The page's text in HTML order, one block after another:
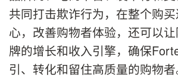
共同打击欺诈行为，在整个购
心，改善购物者体验，还可以
牌的增长和收入引擎，确保
引、转化和留住高质量的购物者